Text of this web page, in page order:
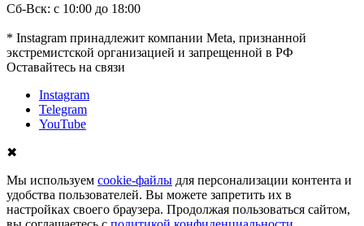
Сб-Вск: с 10:00 до 18:00
* Instagram принадлежит компании Meta, признанной
экстремистской организацией и запрещенной в РФ
Оставайтесь на связи
Instagram
Telegram
YouTube
✖
Мы используем cookie-файлы для персонализации контента и
удобства пользователей. Вы можете запретить их в
настройках своего браузера. Продолжая пользоваться сайтом,